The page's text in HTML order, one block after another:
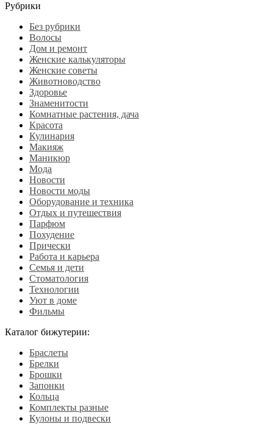
Рубрики
Без рубрики
Волосы
Дом и ремонт
Женские калькуляторы
Женские советы
Животноводство
Здоровье
Знаменитости
Комнатные растения, дача
Красота
Кулинария
Макияж
Маникюр
Мода
Новости
Новости моды
Оборудование и техника
Отдых и путешествия
Парфюм
Похудение
Прически
Работа и карьера
Семья и дети
Стоматология
Технологии
Уют в доме
Фильмы
Каталог бижутерии:
Браслеты
Брелки
Брошки
Запонки
Кольца
Комплекты разные
Кулоны и подвески